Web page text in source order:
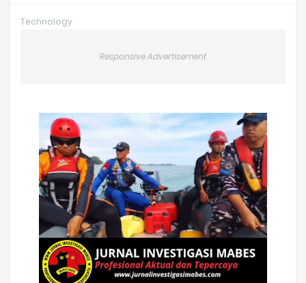
Technology
Responsive Advertisement